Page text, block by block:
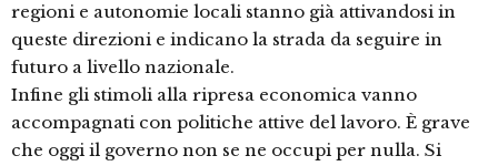
regioni e autonomie locali stanno già attivandosi in
queste direzioni e indicano la strada da seguire in
futuro a livello nazionale.
Infine gli stimoli alla ripresa economica vanno
accompagnati con politiche attive del lavoro. È grave
che oggi il governo non se ne occupi per nulla. Si